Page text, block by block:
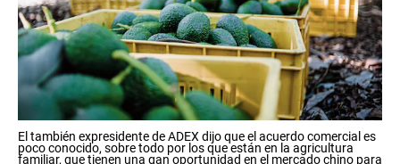
El también expresidente de ADEX dijo que el acuerdo comercial es
poco conocido, sobre todo por los que están en la agricultura
familiar, que tienen una gan oportunidad en el mercado chino para